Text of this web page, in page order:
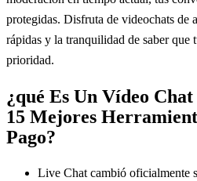
protegidas. Disfruta de videochats de
rápidas y la tranquilidad de saber que
prioridad.
¿qué Es Un Vídeo
15 Mejores
Pago?
Live Chat cambió oficialmente